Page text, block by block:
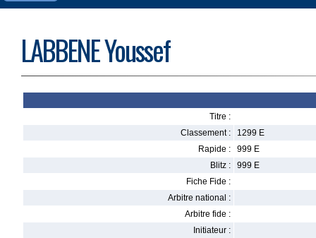
LABBENE Youssef
Titre :
Classement :
1299 E
Rapide :
999 E
Blitz :
999 E
Fiche Fide :
Arbitre national :
Arbitre fide :
Initiateur :